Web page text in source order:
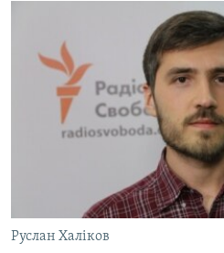
Руслан Халіков